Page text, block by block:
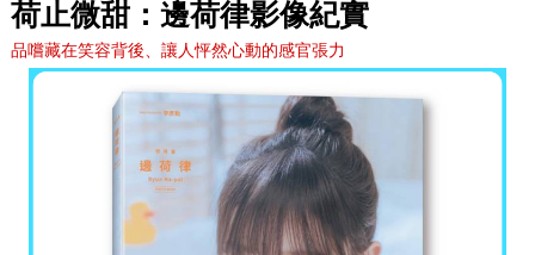
荷止微甜：邊荷律影像紀實
品嚐藏在笑容背後、讓人怦然心動的感官張力